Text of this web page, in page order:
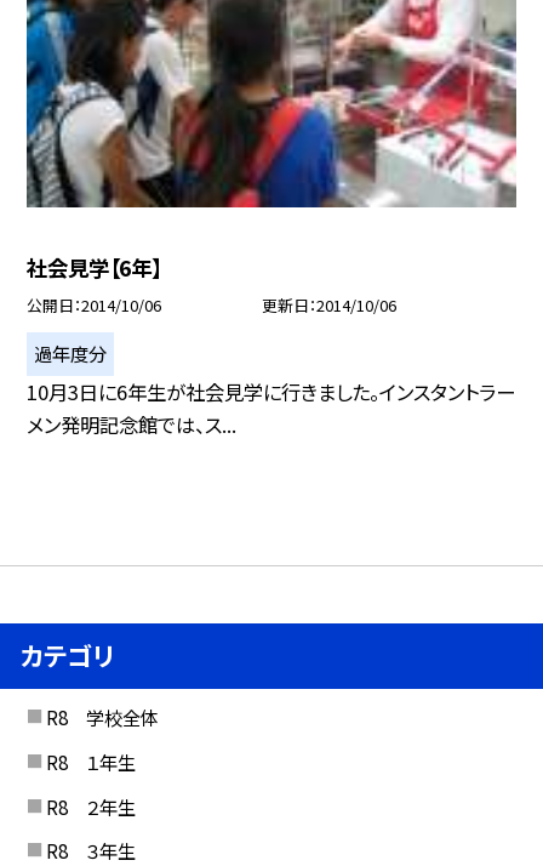
社会見学【6年】
公開日 2014/10/06 更新日 2014/10/06
過年度分
10月3日に6年生が社会見学に行きました。インスタントラー
メン発明記念館では、ス...
カテゴリ
R8 学校全体
R8 １年生
R8 ２年生
R8 ３年生